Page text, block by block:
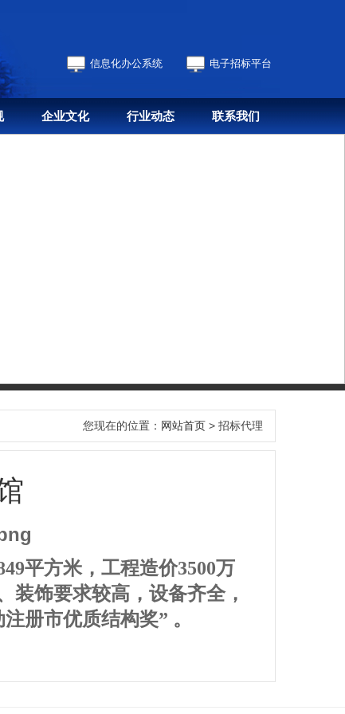
电子招标平台
信息化办公系统
企业文化 行业动态 联系我们
您现在的位置： 网站首页 > 招标代理
平方米，工程造价3500万
装饰要求较高，设备齐全，
册市优质结构奖” 。